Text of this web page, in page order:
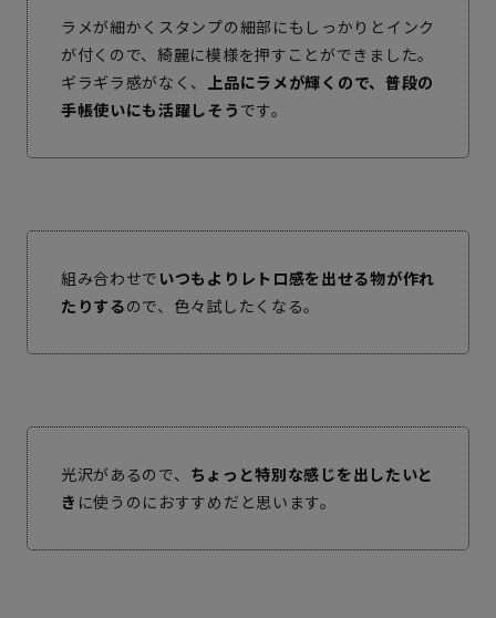
ラメが細かくスタンプの細部にもしっかりとインク
が付くので、綺麗に模様を押すことができました。
ギラギラ感がなく、
上品にラメが輝くので、普段の
手帳使いにも活躍しそう です。
組み合わせで いつもよりレトロ感を出せる物が作れ
たりするので、色々試したくなる。
光沢があるので、 ちょっと特別な感じを出したいと
き に使うのにおすすめだと思います。